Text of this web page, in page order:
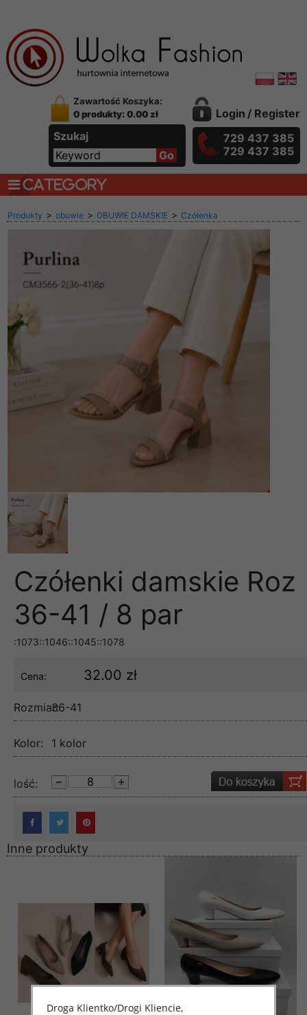
Zawartość Koszyka:
0 produkty: 0.00 zł
Szukaj
Login / Register
729 437 385
729 437 385
CATEGORY
Produkty > obuwie > OBUWIE DAMSKIE > Czółenka
Czółenki damskie Roz
36-41 / 8 par
:1073::1046::1045::1078
Cena: 32.00 zł
Rozmiar:36-41
Kolor: 1 kolor
lość:
Inne produkty
Droga Klientko/Drogi Kliencie,